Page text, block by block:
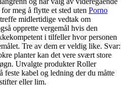
meg å flytte et sted uten Porno
midlertidige vedtak om
opprette vergemål hvis den
i tilfeller hvor personen
Tre av dem er veldig like. Svar:
planter kan det vere svært store
Utvalgte produkter Roller
feste kabel og ledning der du måtte
eller lim.